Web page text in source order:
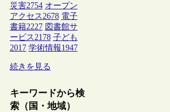
災害2754 オープン
アクセス 2678 電子
書籍2227 図書館サ
ービス 2178 子ども
2017 学術情報1947
続きを見る
キーワードから検
索（国・地域）